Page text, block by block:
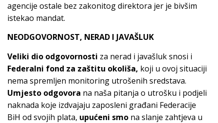
agencije ostale bez zakonitog direktora jer je bivšim
istekao mandat.
NEODGOVORNOST, NERAD I JAVAŠLUK
Veliki dio odgovornosti za nerad i javašluk snosi i
Federalni fond za zaštitu okoliša, koji u ovoj situaciji
nema spremljen monitoring utrošenih sredstava.
Umjesto odgovora na naša pitanja o utrošku i podjeli
naknada koje izdvajaju zaposleni građani Federacije
BiH od svojih plata, upućeni smo na slanje zahtjeva u